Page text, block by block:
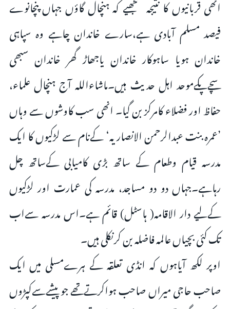
انھی قربانیوں کا نتیجہ سمجھیے کہ ہنچال گاؤں جہاں پنچانوے
فیصد مسلم آبادی ہے،سارے خاندان چاہے وہ سپاہی
خاندان ہویا ساہوکار خاندان یاجھاڑ گھر خاندان سبھی
سچےپکےموحد اہل حدیث ہیں۔ماشاءاللہ آج ہنچال علماء،
حفاظ اور فضلاء کامرکز بن گیا۔ انھی سب کاوشوں سے وہاں
’عمرہ بنت عبدالرحمن الانصاریہ‘ کےنام سے لڑکیوں کا ایک
مدرسہ قیام وطعام کے ساتھ بڑی کامیابی کےساتھ چل
رہاہے۔جہاں دو دو مساجد، مدرسہ کی عمارت اور لڑکیوں
کےلیے دار الاقامہ( ہاسٹل) قائم ہے۔اس مدرسہ سےاب
تک کئی بچیاں عالمہ فاضلہ بن کرنکلی ہیں۔
اوپر لکھ آیاہوں کہ انڈی تعلقہ کے ہرےمسلی میں ایک
صاحب حاجی میراں صاحب ہواکرتےتھے جو پیشےسےکپڑوں